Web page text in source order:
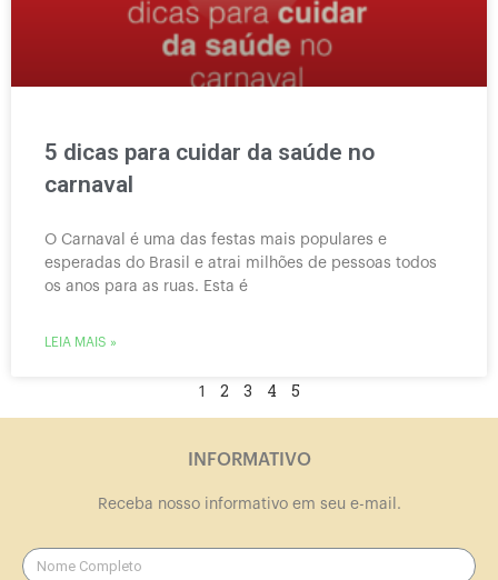
5 dicas para cuidar da saúde no
carnaval
O Carnaval é uma das festas mais populares e
esperadas do Brasil e atrai milhões de pessoas todos
os anos para as ruas. Esta é
LEIA MAIS »
1 2 3 4 5
INFORMATIVO
Receba nosso informativo em seu e-mail.